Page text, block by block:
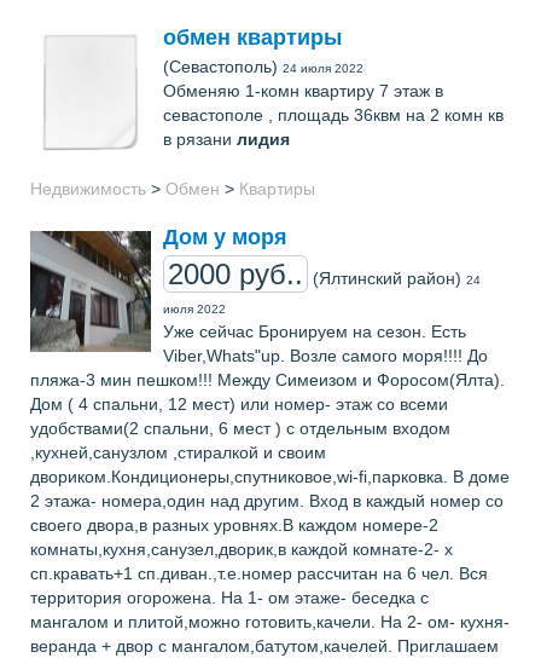
обмен квартиры
(Севастополь) 24 июля 2022
Обменяю 1-комн квартиру 7 этаж в
севастополе , площадь 36квм на 2 комн кв
в рязани лидия
Недвижимость > Обмен > Квартиры
Дом у моря
2000 руб.. (Ялтинский район) 24
июля 2022
Уже сейчас Бронируем на сезон. Есть
Viber,Whats"up. Возле самого моря!!!! До
пляжа-3 мин пешком!!! Между Симеизом и Форосом(Ялта).
Дом ( 4 спальни, 12 мест) или номер- этаж со всеми
удобствами(2 спальни, 6 мест ) с отдельным входом
,кухней,санузлом ,стиралкой и своим
двориком.Кондиционеры,спутниковое,wi-fi,парковка. В доме
2 этажа- номера,один над другим. Вход в каждый номер со
своего двора,в разных уровнях.В каждом номере-2
комнаты,кухня,санузел,дворик,в каждой комнате-2- х
сп.кравать+1 сп.диван.,т.е.номер рассчитан на 6 чел. Вся
территория огорожена. На 1- ом этаже- беседка с
мангалом и плитой,можно готовить,качели. На 2- ом- кухня-
веранда + двор с мангалом,батутом,качелей. Приглашаем